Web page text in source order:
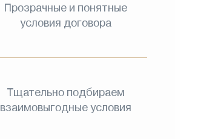
Прозрачные и понятные
условия договора
Тщательно подбираем
взаимовыгодные условия